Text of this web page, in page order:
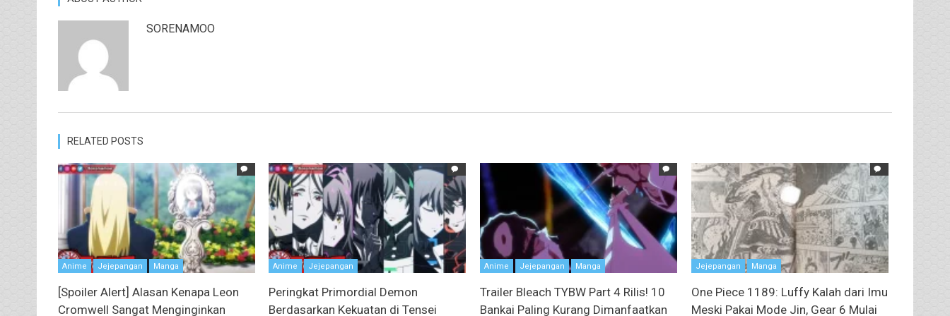
SORENAMOO
RELATED POSTS
Anime Jejepangan Manga
[Spoiler Alert] Alasan Kenapa Leon
Cromwell Sangat Menginginkan
Anime Jejepangan
Peringkat Primordial Demon
Berdasarkan Kekuatan di Tensei
Anime Jejepangan Manga
Trailer Bleach TYBW Part 4 Rilis! 10
Bankai Paling Kurang Dimanfaatkan
Jejepangan Manga
One Piece 1189: Luffy Kalah dari Imu
Meski Pakai Mode Jin, Gear 6 Mulai